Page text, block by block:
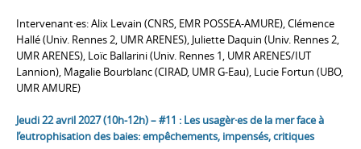
Intervenant·es: Alix Levain (CNRS, EMR POSSEA-AMURE), Clémence
Hallé (Univ. Rennes 2, UMR ARENES), Juliette Daquin (Univ. Rennes 2,
UMR ARENES), Loïc Ballarini (Univ. Rennes 1, UMR ARENES/IUT
Lannion), Magalie Bourblanc (CIRAD, UMR G-Eau), Lucie Fortun (UBO,
UMR AMURE)
Jeudi 22 avril 2027 (10h-12h) – #11 : Les usagèr·es de la mer face à
l’eutrophisation des baies: empêchements, impensés, critiques